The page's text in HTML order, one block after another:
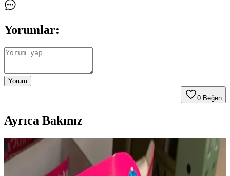
Yorumlar:
Yorum
0 Beğen
Ayrıca Bakınız
Ağız Çevresinde Perioral Dermatit: Nedenleri,
Belirtileri ve Etkili Tedavi Yöntemleri